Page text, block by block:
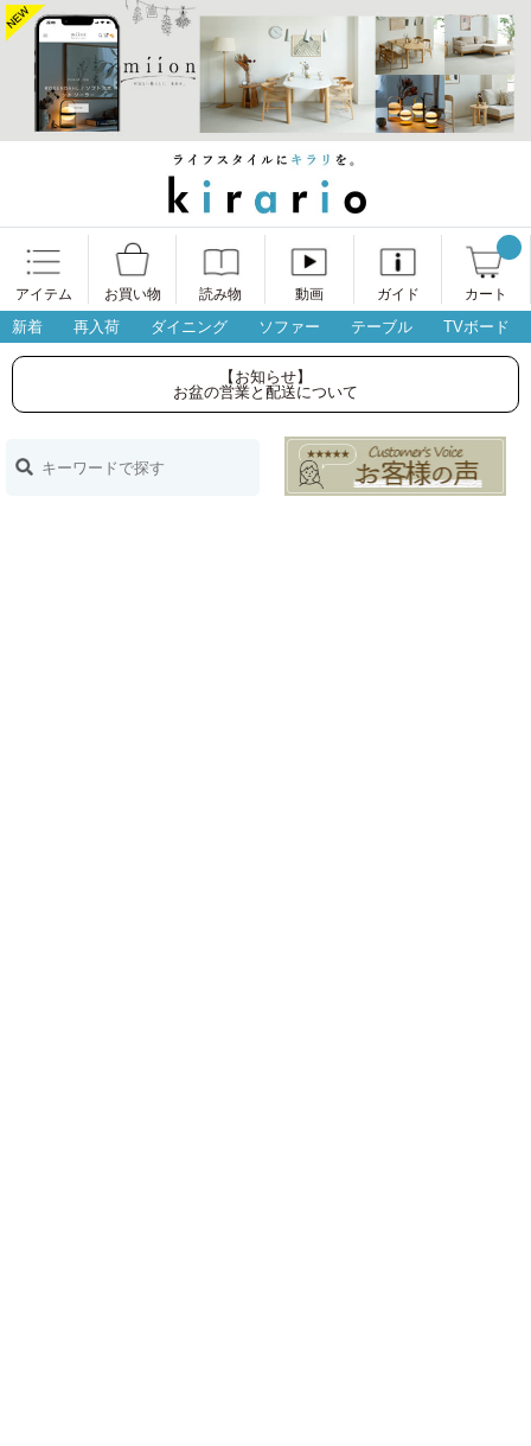
アイテム お買い物 読み物 動画 ガイド カート
新着 再入荷 ダイニング ソファー テーブル TVボード
【お知らせ】
お盆の営業と配送について